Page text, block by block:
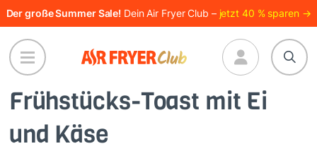
Direkt
zum
Inhalt
Der große Summer Sale! Dein Air Fryer Club – jetzt 40 % sparen →
Frühstücks-Toast mit Ei
und Käse